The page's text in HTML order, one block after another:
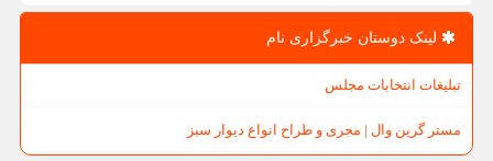
لینک دوستان خبرگزاری نام
تبلیغات انتخابات مجلس
مستر گرین وال | مجری و طراح انواع دیوار سبز